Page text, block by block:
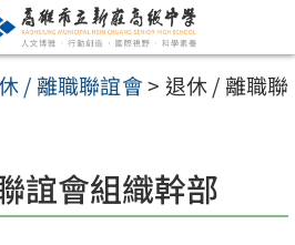
/ 離職聯誼會> 退休 / 離職聯
誼會組織幹部